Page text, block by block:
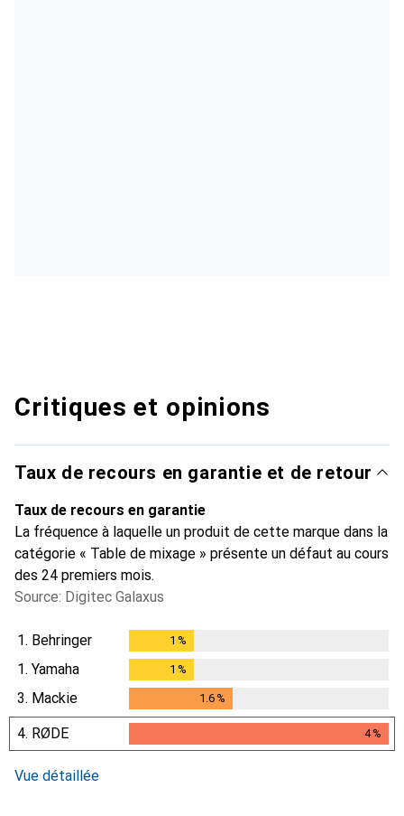
Critiques et opinions
Taux de recours en garantie et de retour
Taux de recours en garantie
La fréquence à laquelle un produit de cette marque dans la
catégorie « Table de mixage » présente un défaut au cours
des 24 premiers mois.
Source: Digitec Galaxus
1. Behringer 1 %
1. Yamaha 1 %
3. Mackie 1.6%
4. RØDE 4%
4%
Vue détaillée